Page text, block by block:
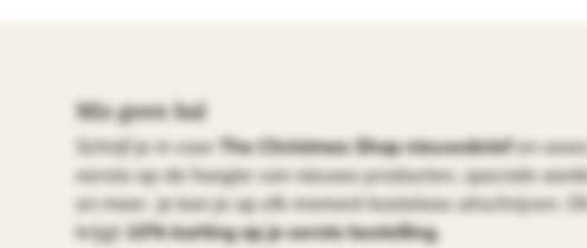
Mis geen bal
Schrijf je in voor The Christmas Shop nieuwsbriefen
eerste op de hoogte van nieuwe producten, speciale
en meer. Je kan je op elk moment kosteloos uitschrijven.
krijgt 10% korting op je eerste bestelling.